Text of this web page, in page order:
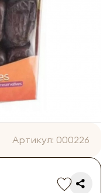
Артикул: 000226